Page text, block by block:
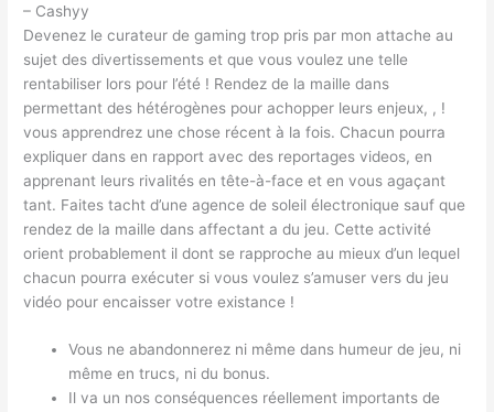
– Cashyy
Devenez le curateur de gaming trop pris par mon attache au
sujet des divertissements et que vous voulez une telle
rentabiliser lors pour l’été ! Rendez de la maille dans
permettant des hétérogènes pour achopper leurs enjeux, , !
vous apprendrez une chose récent à la fois. Chacun pourra
expliquer dans en rapport avec des reportages videos, en
apprenant leurs rivalités en tête-à-face et en vous agaçant
tant. Faites tacht d’une agence de soleil électronique sauf que
rendez de la maille dans affectant a du jeu. Cette activité
orient probablement il dont se rapproche au mieux d’un lequel
chacun pourra exécuter si vous voulez s’amuser vers du jeu
vidéo pour encaisser votre existance !
Vous ne abandonnerez ni même dans humeur de jeu, ni
même en trucs, ni du bonus.
Il va un nos conséquences réellement importants de